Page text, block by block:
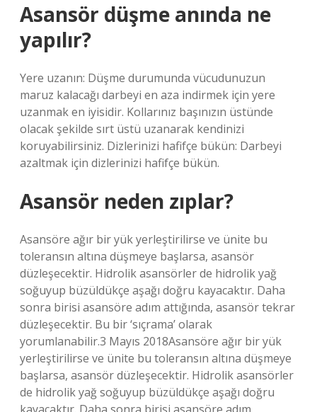
Asansör düşme anında ne
yapılır?
Yere uzanın: Düşme durumunda vücudunuzun
maruz kalacağı darbeyi en aza indirmek için yere
uzanmak en iyisidir. Kollarınız başınızın üstünde
olacak şekilde sırt üstü uzanarak kendinizi
koruyabilirsiniz. Dizlerinizi hafifçe bükün: Darbeyi
azaltmak için dizlerinizi hafifçe bükün.
Asansör neden zıplar?
Asansöre ağır bir yük yerleştirilirse ve ünite bu
toleransın altına düşmeye başlarsa, asansör
düzleşecektir. Hidrolik asansörler de hidrolik yağ
soğuyup büzüldükçe aşağı doğru kayacaktır. Daha
sonra birisi asansöre adım attığında, asansör tekrar
düzleşecektir. Bu bir ‘sıçrama’ olarak
yorumlanabilir.3 Mayıs 2018Asansöre ağır bir yük
yerleştirilirse ve ünite bu toleransın altına düşmeye
başlarsa, asansör düzleşecektir. Hidrolik asansörler
de hidrolik yağ soğuyup büzüldükçe aşağı doğru